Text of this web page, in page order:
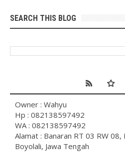
SEARCH THIS BLOG
Owner : Wahyu
Hp : 082138597492
WA : 082138597492
Alamat : Banaran RT 03 RW
Boyolali, Jawa Tengah